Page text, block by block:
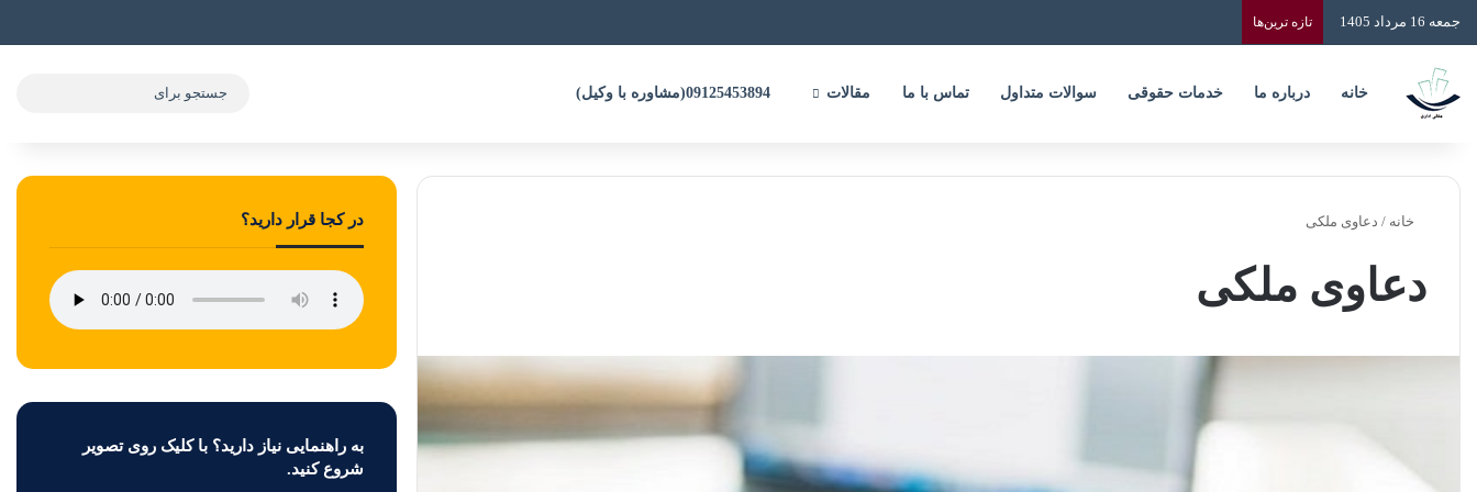
جمعه 16 مرداد 1405 تازه‌ ترین‌ها
خانه درباره ما خدمات حقوقی سوالات متداول تماس با ما مقالات
خانه / دعاوی ملکی
دعاوی ملکی
در کجا قرار دارید؟
به راهنمایی نیاز دارید؟ با کلیک روی تصویر
شروع کنید.